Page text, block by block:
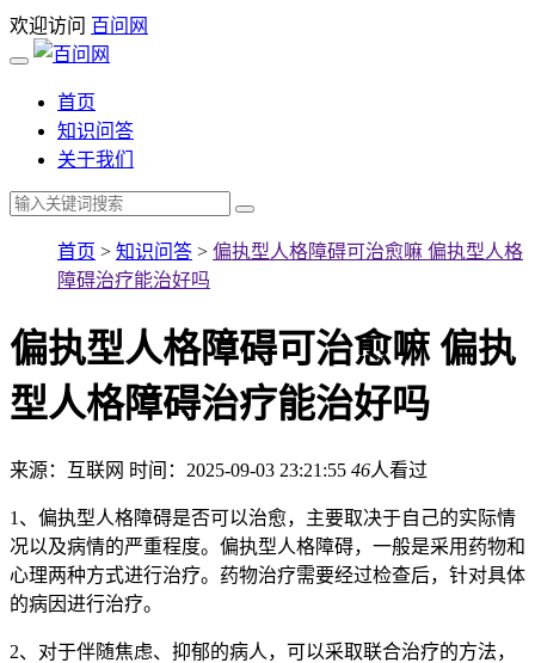
欢迎访问 百问网
首页
知识问答
关于我们
首页 > 知识问答 > 偏执型人格障碍可治愈嘛 偏执型人格
障碍治疗能治好吗
偏执型人格障碍可治愈嘛 偏执
型人格障碍治疗能治好吗
来源：互联网 时间：2025-09-03 23:21:55 46人看过
1、偏执型人格障碍是否可以治愈，主要取决于自己的实际情
况以及病情的严重程度。偏执型人格障碍，一般是采用药物和
心理两种方式进行治疗。药物治疗需要经过检查后，针对具体
的病因进行治疗。
2、对于伴随焦虑、抑郁的病人，可以采取联合治疗的方法，